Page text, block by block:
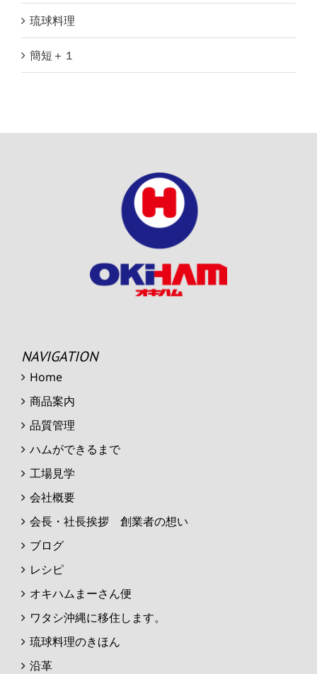
琉球料理
簡短＋１
NAVIGATION
Home
商品案内
品質管理
ハムができるまで
工場見学
会社概要
会長・社長挨拶 創業者の想い
ブログ
レシピ
オキハムまーさん便
ワタシ沖縄に移住します。
琉球料理のきほん
沿革